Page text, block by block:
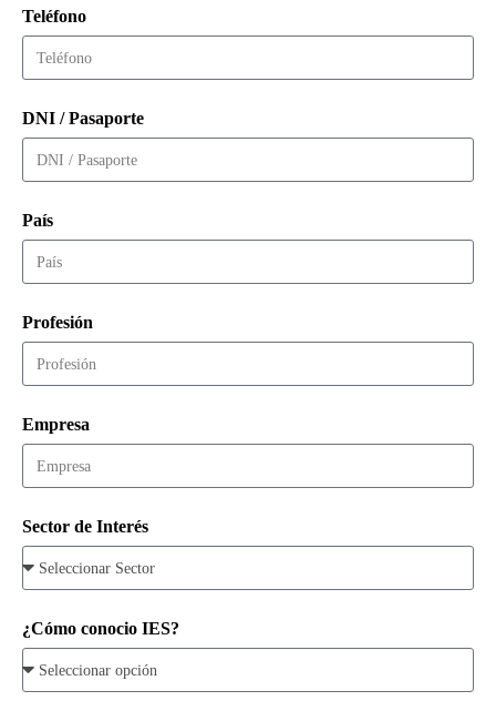
Teléfono
DNI / Pasaporte
País
Profesión
Empresa
Sector de Interés
¿Cómo conocio IES?